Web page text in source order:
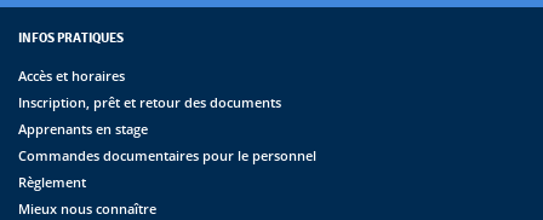
INFOS PRATIQUES
Accès et horaires
Inscription, prêt et retour des documents
Apprenants en stage
Commandes documentaires pour le personnel
Règlement
Mieux nous connaître